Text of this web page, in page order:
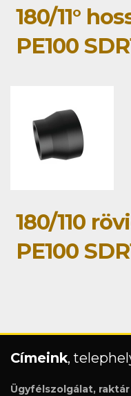
180/11°
PE100
180/110
PE100
Címeink,
Ügyfélszolgálat, raktár